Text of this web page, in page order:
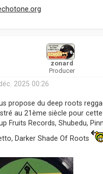
zonard
Producer
2025 00:26
propose du deep roots
au 21ème siècle pour cette
Fruits Records, Shubedu,
Darker Shade Of Roots